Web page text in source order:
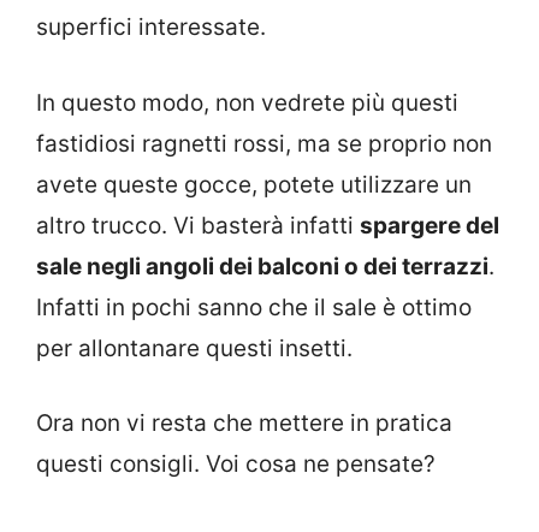
superfici interessate.
In questo modo, non vedrete più questi
fastidiosi ragnetti rossi, ma se proprio non
avete queste gocce, potete utilizzare un
altro trucco. Vi basterà infatti spargere del
sale negli angoli dei balconi o dei terrazzi.
Infatti in pochi sanno che il sale è ottimo
per allontanare questi insetti.
Ora non vi resta che mettere in pratica
questi consigli. Voi cosa ne pensate?